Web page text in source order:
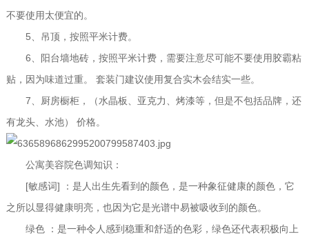
不要使用太便宜的。
5、吊顶，按照平米计费。
6、阳台墙地砖，按照平米计费，需要注意尽可能不要使用胶霸粘
贴，因为味道过重。 套装门建议使用复合实木会结实一些。
7、厨房橱柜，（水晶板、亚克力、烤漆等，但是不包括品牌，还
有龙头、水池） 价格。
公寓美容院色调知识：
[敏感词] ：是人出生先看到的颜色，是一种象征健康的颜色，它
之所以显得健康明亮，也因为它是光谱中易被吸收到的颜色。
绿色 ：是一种令人感到稳重和舒适的色彩，绿色还代表积极向上